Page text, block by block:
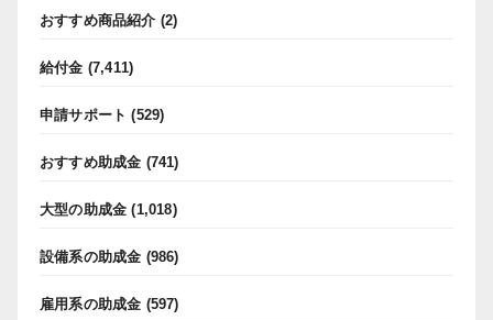
おすすめ商品紹介 (2)
給付金 (7,411)
申請サポート (529)
おすすめ助成金 (741)
大型の助成金 (1,018)
設備系の助成金 (986)
雇用系の助成金 (597)